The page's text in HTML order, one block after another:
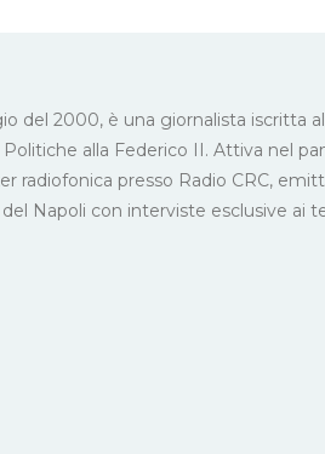
del 2000, è una giornalista iscritta
alla Federico II. Attiva nel
radiofonica presso Radio CRC,
Napoli con interviste esclusive ai